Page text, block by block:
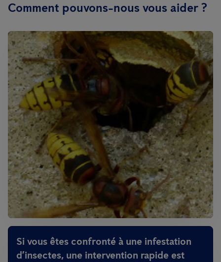
Comment pouvons-nous vous aider ?
Si vous êtes confronté à une infestation
d’insectes, une intervention rapide est